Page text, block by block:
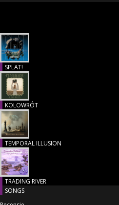
SPLAT!
Recensie
KOLOWRÓT
Recensie
TEMPORAL ILLUSION
Recensie
TRADING RIVER
SONGS